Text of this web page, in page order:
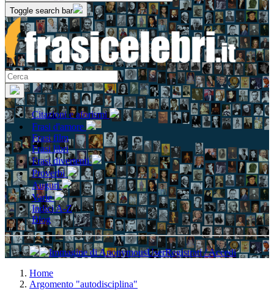
Toggle search bar
Citazioni e aforismi
Frasi d'amore
Frasi film
Frasi libri
Frasi divertenti
Proverbi
Auguri
Varie
Indici A-Z
Blog
Registrati / Accedi
Home
Argomento "autodisciplina"